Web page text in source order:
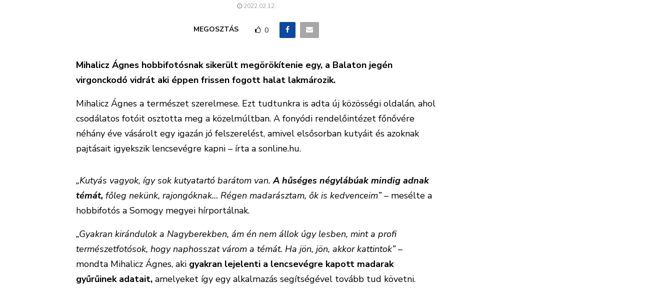
2022.02.12.
MEGOSZTÁS 0
Mihalicz Ágnes hobbifotósnak sikerült megörökítenie egy, a Balaton jegén
virgonckodó vidrát aki éppen frissen fogott halat lakmározik.
Mihalicz Ágnes a természet szerelmese. Ezt tudtunkra is adta új közösségi oldalán, ahol
csodálatos fotóit osztotta meg a közelmúltban. A fonyódi rendelőintézet főnővére
néhány éve vásárolt egy igazán jó felszerelést, amivel elsősorban kutyáit és azoknak
pajtásait igyekszik lencsevégre kapni – írta a sonline.hu.
„Kutyás vagyok, így sok kutyatartó barátom van.A hűséges négylábúak mindig adnak
témát, főleg nekünk, rajongóknak… Régen madarásztam, ők is kedvenceim”– mesélte a
hobbifotós a Somogy megyei hírportálnak.
„Gyakran kirándulok a Nagyberekben, ám én nem állok úgy lesben, mint a profi
természetfotósok, hogy naphosszat várom a témát. Ha jön, jön, akkor kattintok”–
mondta Mihalicz Ágnes, aki gyakran lejelenti a lencsevégre kapott madarak
gyűrűinek adatait, amelyeket így egy alkalmazás segítségével tovább tud követni.